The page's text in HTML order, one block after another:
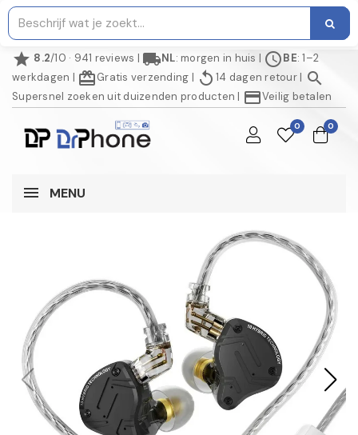
star 8.2/10 · 941 reviews | local_shippingNL: morgen in huis | scheduleBE: 1–2
werkdagen | redeemGratis verzending | replay 14 dagen retour| search
Supersnel zoeken uit duizenden producten | credit_cardVeilig betalen
0 0
MENU